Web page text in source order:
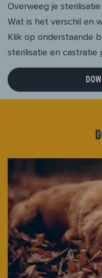
Overweeg je
Wat is het verschil en
Klik op onderstaande
sterilisatie en castratie